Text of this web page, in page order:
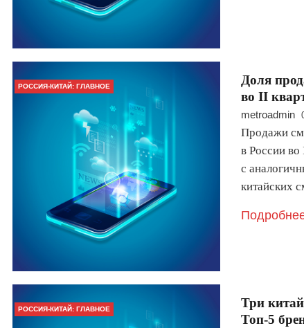
РОССИЯ-КИТАЙ: ГЛАВНОЕ
Доля
во II
metroadmin
Продажи
в России
с
китайских
РОССИЯ-КИТАЙ: ГЛАВНОЕ
Три
Топ-5